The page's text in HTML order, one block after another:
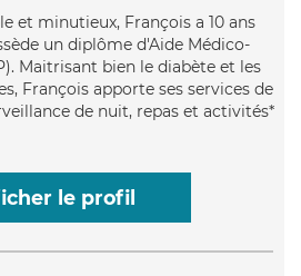
et minutieux, François a 10 ans
un diplôme d'Aide Médico-
Maitrisant bien le diabète et les
François apporte ses services de
de nuit, repas et activités*
le profil